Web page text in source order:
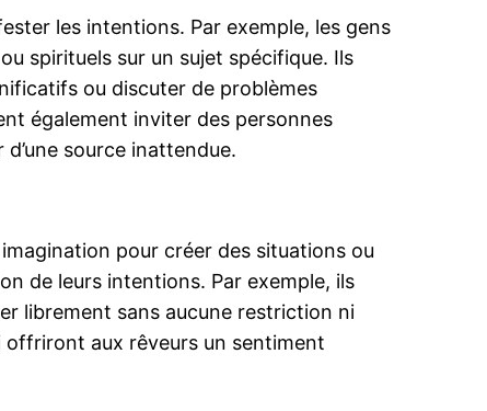
les intentions. Par exemple, les gens
spirituels sur un sujet spécifique. Ils
ou discuter de problèmes
également inviter des personnes
source inattendue.
pour créer des situations ou
de leurs intentions. Par exemple, ils
librement sans aucune restriction ni
offriront aux rêveurs un sentiment